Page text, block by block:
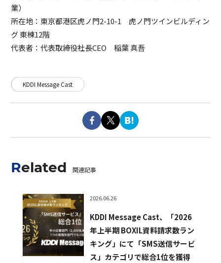
業）
所在地：東京都港区虎ノ門2-10-1 虎ノ門ツインビルディン
グ 東棟12階
代表者：代表取締役社長CEO 稲葉 真吾
KDDI Message Cast
Related 関連記事
2026.06.26
KDDI Message Cast、「2026
年上半期 BOXIL資料請求数ラン
キング」にて「SMS送信サービ
ス」カテゴリで総合1位を獲得